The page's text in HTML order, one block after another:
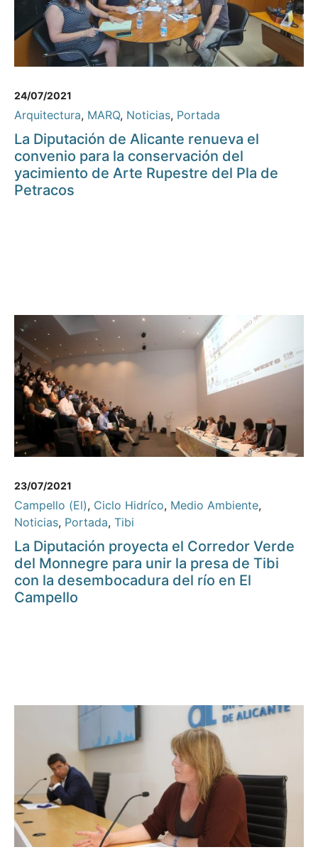
24/07/2021
Arquitectura, MARQ, Noticias, Portada
La Diputación de Alicante renueva el
convenio para la conservación del
yacimiento de Arte Rupestre del Pla de
Petracos
23/07/2021
Campello (El), Ciclo Hidríco, Medio Ambiente,
Noticias, Portada, Tibi
La Diputación proyecta el Corredor Verde
del Monnegre para unir la presa de Tibi
con la desembocadura del río en El
Campello